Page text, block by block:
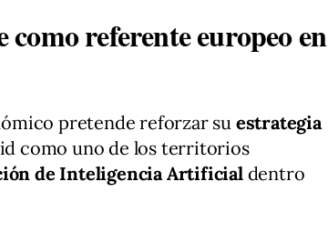
referente europeo en
pretende reforzar su estrategia
como uno de los territorios
de Inteligencia Artificialdentro